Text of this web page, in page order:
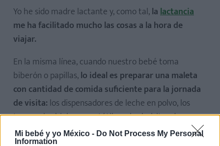
Mi bebé y yo México - Do Not Process My Personal
Information
Yo he sido madre lactante y, como tal,lalactancia
me ha facilitado mucho las cosas a la hora de
viajar.
En la misma línea, cuando nuestro bebé toma
biberón o papillas,lo ideal es preparar una maleta
con cantidad de comida suficiente para la jornada
de visita: los dispensadores de leche en polvo, los
termos, las hieleras portátiles o las bolsitas de
comida reutilizables suelen ser buenos aliados.